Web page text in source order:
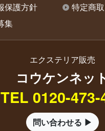
保護方針
特定商
集
エクステリア販売
コウケンネッ
TEL 0120-473-
問い合わせる ▶